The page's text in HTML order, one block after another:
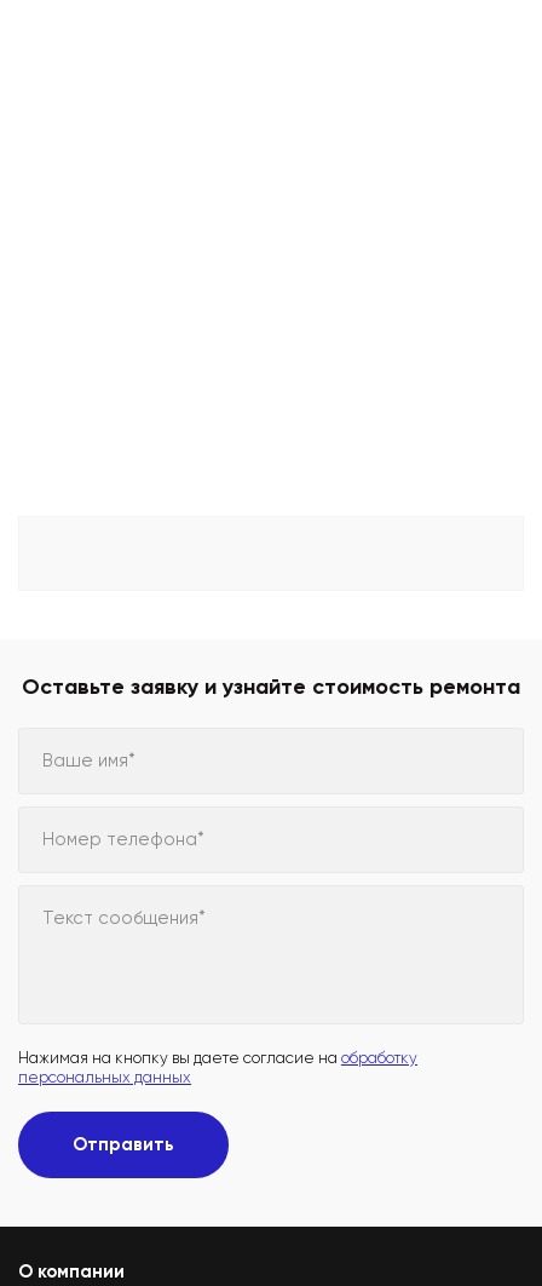
Оставьте заявку и узнайте стоимость ремонта
Ваше имя*
Номер телефона*
Текст сообщения*
Нажимая на кнопку вы даете согласие на обработку
персональных данных
Отправить
О компании